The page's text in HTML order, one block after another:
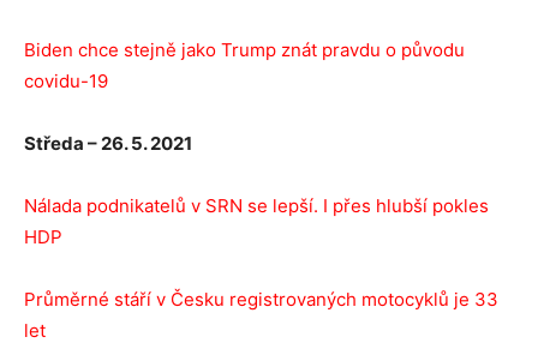
Biden chce stejně jako Trump znát pravdu o původu
covidu-19
Středa – 26. 5. 2021
Nálada podnikatelů v SRN se lepší. I přes hlubší pokles
HDP
Průměrné stáří v Česku registrovaných motocyklů je 33
let